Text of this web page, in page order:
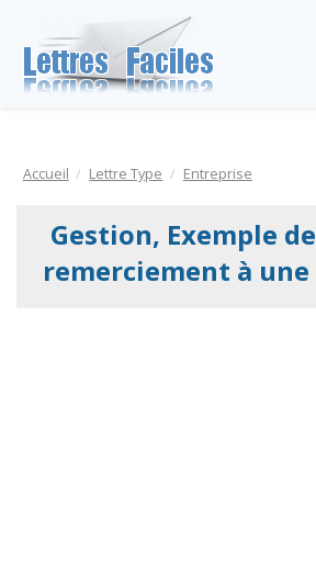
Accueil Lettre Type Entreprise
Gestion, Exemple
remerciement à